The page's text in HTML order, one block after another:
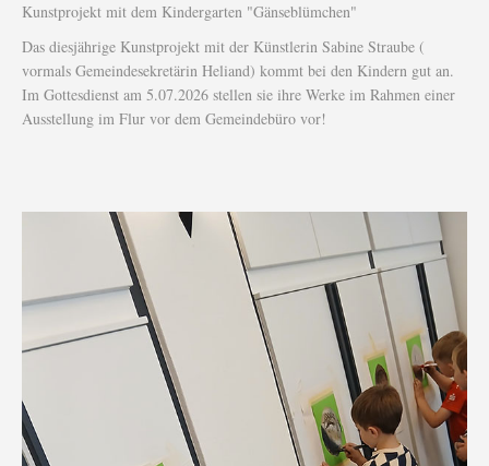
Kunstprojekt mit dem Kindergarten "Gänseblümchen"
Das diesjährige Kunstprojekt mit der Künstlerin Sabine Straube (
vormals Gemeindesekretärin Heliand) kommt bei den Kindern gut an.
Im Gottesdienst am 5.07.2026 stellen sie ihre Werke im Rahmen einer
Ausstellung im Flur vor dem Gemeindebüro vor!